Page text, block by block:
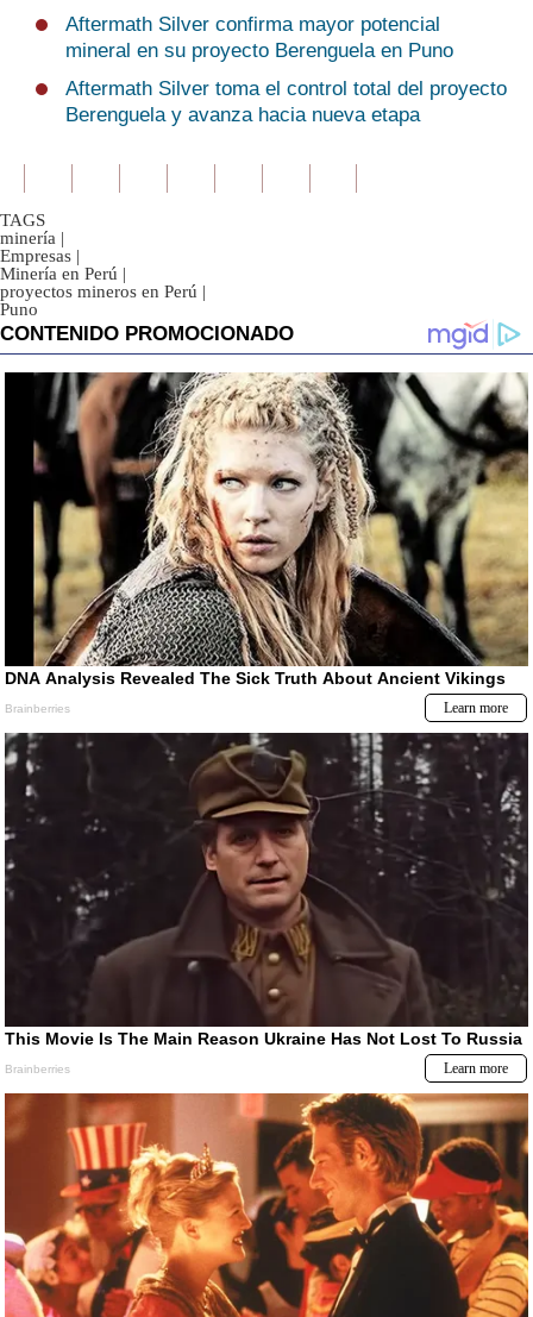
Aftermath Silver confirma mayor potencial
mineral en su proyecto Berenguela en Puno
Aftermath Silver toma el control total del proyecto
Berenguela y avanza hacia nueva etapa
TAGS
minería |
Empresas |
Minería en Perú |
proyectos mineros en Perú |
Puno